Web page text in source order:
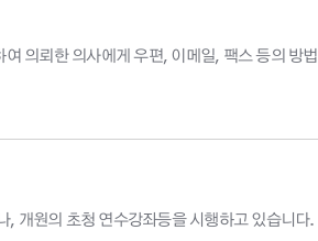
의뢰한 의사에게 우편, 이메일, 팩스 등의 방
개원의 초청 연수강좌등을 시행하고 있습니다.